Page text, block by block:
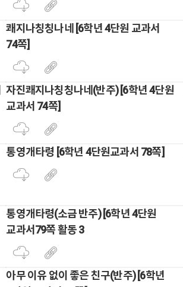
쾌지나칭칭나네 [6학년 4단원 교과서
74쪽]
자진쾌지나칭칭나네(반주) [6학년 4단원
교과서 74쪽]
통영개타령 [6학년 4단원교과서 78쪽]
통영개타령(소금 반주) [6학년 4단원
교과서79쪽 활동 3
아무 이유 없이 좋은 친구(반주) [6학년